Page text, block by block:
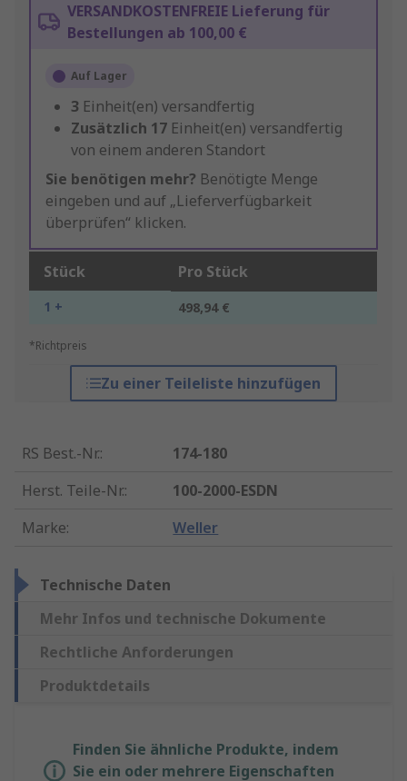
VERSANDKOSTENFREIE Lieferung für
Bestellungen ab 100,00 €
Auf Lager
3 Einheit(en) versandfertig
Zusätzlich 17 Einheit(en) versandfertig
von einem anderen Standort
Sie benötigen mehr? Benötigte Menge
eingeben und auf „Lieferverfügbarkeit
überprüfen“ klicken.
Stück Pro Stück
1 + 498,94 €
*Richtpreis
Zu einer Teileliste hinzufügen
RS Best.-Nr.:
174-180
Herst. Teile-Nr.:
100-2000-ESDN
Marke: Weller
Technische Daten
Mehr Infos und technische Dokumente
Rechtliche Anforderungen
Produktdetails
Finden Sie ähnliche Produkte, indem
Sie ein oder mehrere Eigenschaften